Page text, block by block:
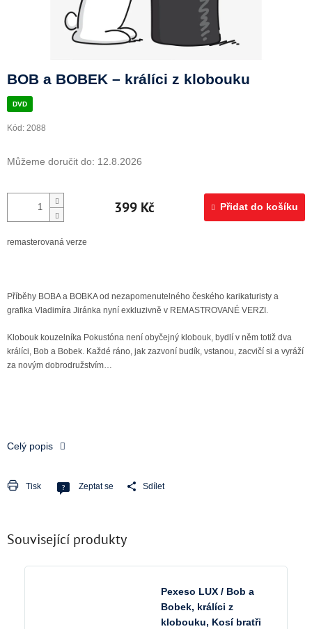
Doprava a platba
BOB a BOBEK – králíci z klobouku
DVD
Kód: 2088
Můžeme doručit do: 12.8.2026
399 Kč Přidat do košíku
remasterovaná verze
Příběhy BOBA a BOBKA od nezapomenutelného českého karikaturisty a
grafika Vladimíra Jiránka nyní exkluzivně v REMASTROVANÉ VERZI.
Klobouk kouzelníka Pokustóna není obyčejný klobouk, bydlí v něm totiž dva
králíci, Bob a Bobek. Každé ráno, jak zazvoní budík, vstanou, zacvičí si a vyráží
za novým dobrodružstvím…
Celý popis
Tisk Zeptat se Sdílet
Související produkty
Pexeso LUX / Bob a
Bobek, králíci z
klobouku, Kosí bratři